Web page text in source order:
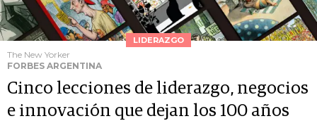
LIDERAZGO
The New Yorker
FORBES ARGENTINA
Cinco lecciones de liderazgo, negocios
e innovación que dejan los 100 años